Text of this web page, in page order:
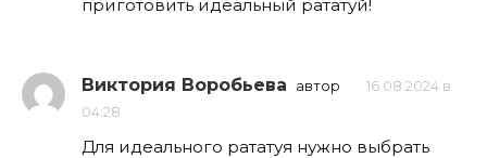
приготовить идеальный рататуй!
Виктория Воробьева автор
16.08.2024 в
04:28
Для идеального рататуя нужно выбрать